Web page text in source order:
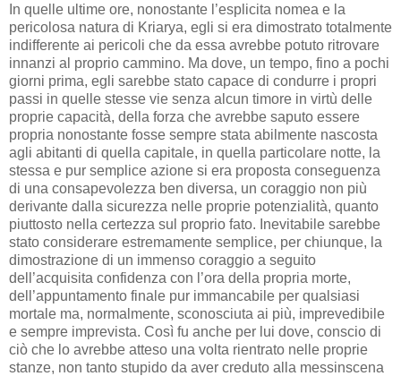
In quelle ultime ore, nonostante l’esplicita nomea e la
pericolosa natura di Kriarya, egli si era dimostrato totalmente
indifferente ai pericoli che da essa avrebbe potuto ritrovare
innanzi al proprio cammino. Ma dove, un tempo, fino a pochi
giorni prima, egli sarebbe stato capace di condurre i propri
passi in quelle stesse vie senza alcun timore in virtù delle
proprie capacità, della forza che avrebbe saputo essere
propria nonostante fosse sempre stata abilmente nascosta
agli abitanti di quella capitale, in quella particolare notte, la
stessa e pur semplice azione si era proposta conseguenza
di una consapevolezza ben diversa, un coraggio non più
derivante dalla sicurezza nelle proprie potenzialità, quanto
piuttosto nella certezza sul proprio fato. Inevitabile sarebbe
stato considerare estremamente semplice, per chiunque, la
dimostrazione di un immenso coraggio a seguito
dell’acquisita confidenza con l’ora della propria morte,
dell’appuntamento finale pur immancabile per qualsiasi
mortale ma, normalmente, sconosciuta ai più, imprevedibile
e sempre imprevista. Così fu anche per lui dove, conscio di
ciò che lo avrebbe atteso una volta rientrato nelle proprie
stanze, non tanto stupido da aver creduto alla messinscena